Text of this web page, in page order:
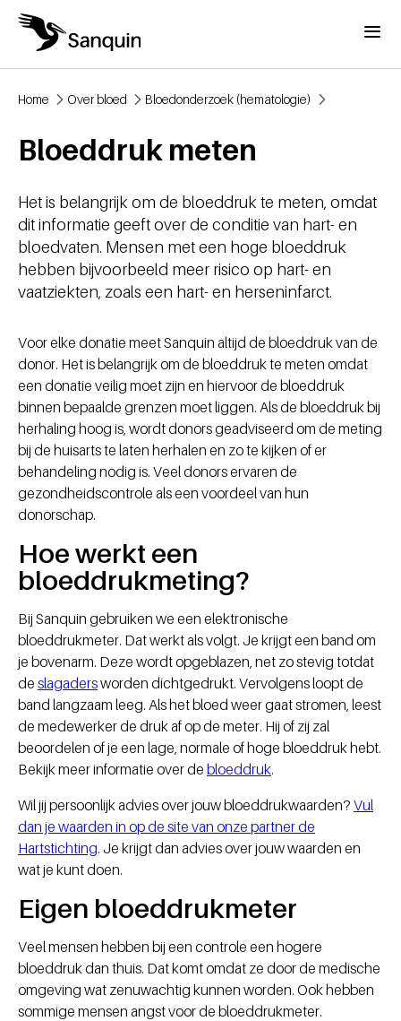
Overslaan en naar de inhoud gaan
Menu
Home Over bloed Bloedonderzoek (hematologie)
Bloeddruk meten
Het is belangrijk om de bloeddruk te meten, omdat
dit informatie geeft over de conditie van hart- en
bloedvaten. Mensen met een hoge bloeddruk
hebben bijvoorbeeld meer risico op hart- en
vaatziekten, zoals een hart- en herseninfarct.
Voor elke donatie meet Sanquin altijd de bloeddruk van de
donor. Het is belangrijk om de bloeddruk te meten omdat
een donatie veilig moet zijn en hiervoor de bloeddruk
binnen bepaalde grenzen moet liggen. Als de bloeddruk bij
herhaling hoog is, wordt donors geadviseerd om de meting
bij de huisarts te laten herhalen en zo te kijken of er
behandeling nodig is. Veel donors ervaren de
gezondheidscontrole als een voordeel van hun
donorschap.
Hoe werkt een
bloeddrukmeting?
Bij Sanquin gebruiken we een elektronische
bloeddrukmeter. Dat werkt als volgt. Je krijgt een band om
je bovenarm. Deze wordt opgeblazen, net zo stevig totdat
de slagadersworden dichtgedrukt. Vervolgens loopt de
band langzaam leeg. Als het bloed weer gaat stromen, leest
de medewerker de druk af op de meter. Hij of zij zal
beoordelen of je een lage, normale of hoge bloeddruk hebt.
Bekijk meer informatie over de bloeddruk.
Wil jij persoonlijk advies over jouw bloeddrukwaarden? Vul
dan je waarden in op de site van onze partner de
Hartstichting. Je krijgt dan advies over jouw waarden en
wat je kunt doen.
Eigen bloeddrukmeter
Veel mensen hebben bij een controle een hogere
bloeddruk dan thuis. Dat komt omdat ze door de medische
omgeving wat zenuwachtig kunnen worden. Ook hebben
sommige mensen angst voor de bloeddrukmeter.